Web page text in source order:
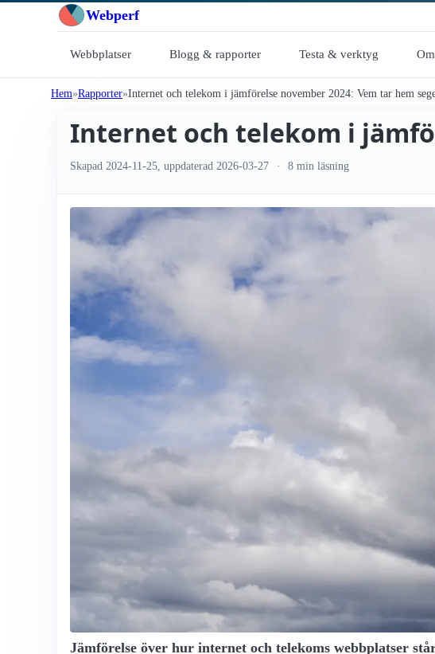
Webperf
Webbplatser Blogg & rapporter Testa & verktyg
Hem Rapporter Internet och telekom i jämförelse november 2024: Vem tar hem
Internet och telekom i
Skapad 2024-11-25 , uppdaterad 2026-03-27 8 min läsning
Jämförelse över hur internet och telekoms webbplatser